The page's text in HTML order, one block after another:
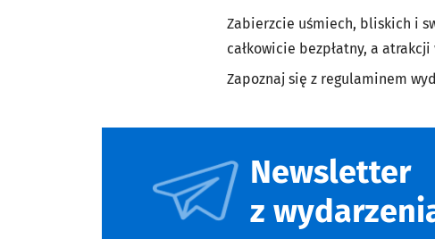
Zabierzcie uśmiech, bliskich i
całkowicie bezpłatny, a
Zapoznaj się z regulaminem
Newsletter
z